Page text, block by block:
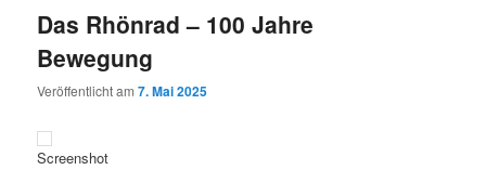
Das Rhönrad – 100 Jahre
Bewegung
Veröffentlicht am7. Mai 2025
Screenshot